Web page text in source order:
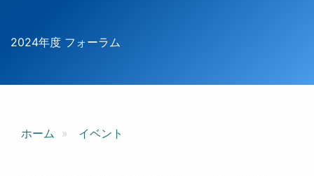
2024年度 フォーラム
ホーム イベント